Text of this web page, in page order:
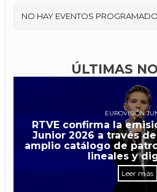
NO HAY EVENTOS
ÚLTIMAS
EUROVISIÓN
RTVE confirma la
Junior 2026 a través
amplio catálogo de
lineales y
Leer más